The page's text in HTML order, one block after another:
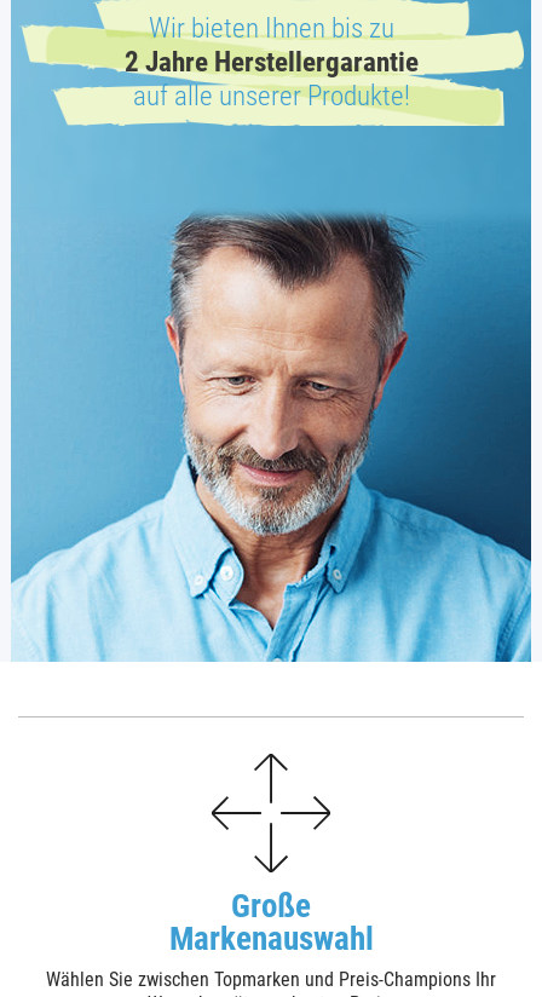
Wir bieten Ihnen bis zu
2 Jahre Herstellergarantie
auf alle unserer Produkte!
Große
Markenauswahl
Wählen Sie zwischen Topmarken und Preis-Champions Ihr